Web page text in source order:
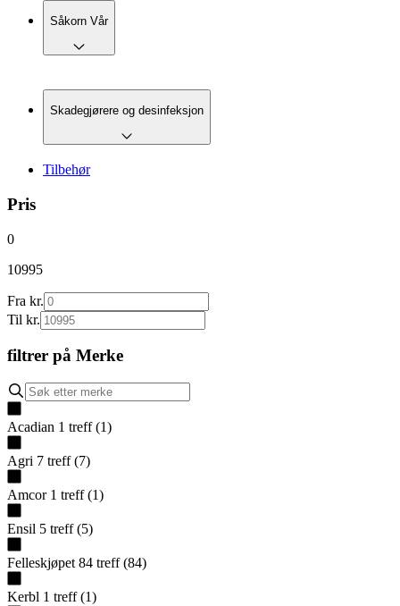
Såkorn Vår
Skadegjørere og desinfeksjon
Tilbehør
Pris
0
10995
Fra kr.
Til kr.
filtrer på Merke
Acadian 1 treff (1)
Agri 7 treff (7)
Amcor 1 treff (1)
Ensil 5 treff (5)
Felleskjøpet 84 treff (84)
Kerbl 1 treff (1)